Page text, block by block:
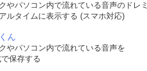
やパソコン内で流れている音声のドレミ
ルタイムに表示する (スマホ対応)
ん
やパソコン内で流れている音声を
保存する